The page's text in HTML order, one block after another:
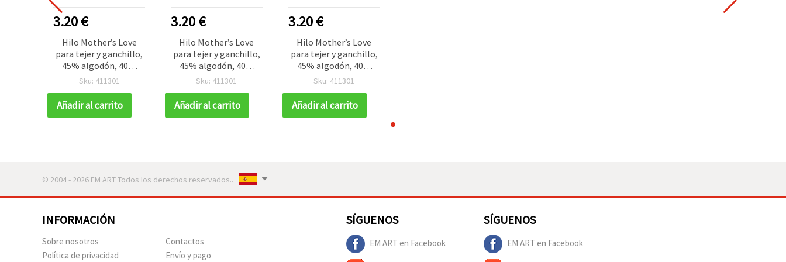
3.20 €
Hilo Mother’s Love
para tejer y ganchillo,
45% algodón, 40%
viscosa, 15% poliéster,
m
Sku: 411301
Añadir al carrito
3.20 €
Hilo Mother’s Love
para tejer y ganchillo,
45% algodón, 40%
viscosa, 15% poliéster,
m
Sku: 411301
Añadir al carrito
3.20 €
Hilo Mother’s Love
para tejer y ganchillo,
45% algodón, 40%
viscosa, 15% poliéster,
m
Sku: 411301
Añadir al carrito
© 2004 - 2026 EM ART Todos los derechos reservados..
INFORMACIÓN
Sobre nosotros
Política de privacidad
Contactos
Envío y pago
SÍGUENOS
EM ART en Facebook
SÍGUENOS
EM ART en Facebook